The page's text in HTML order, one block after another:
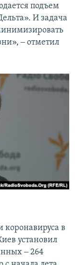
подъем
И задача
‒ отметил
коронавируса в
установил
‒ 264